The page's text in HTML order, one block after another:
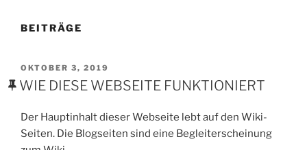
BEITRÄGE
VERÖFFENTLICHT
AM
OKTOBER 3, 2019
WIE DIESE WEBSEITE FUNKTIONIERT
Der Hauptinhalt dieser Webseite lebt auf den Wiki-
Seiten. Die Blogseiten sind eine Begleiterscheinung